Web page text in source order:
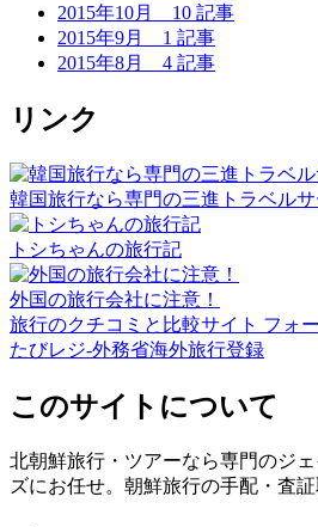
2015年10月 10 記事
2015年9月 1 記事
2015年8月 4 記事
リンク
韓国旅行なら専門の三進トラベルサ
トシちゃんの旅行記
外国の旅行会社に注意！
旅行のクチコミと比較サイト フォ
たびレジ-外務省海外旅行登録
このサイトについて
北朝鮮旅行・ツアーなら専門のジ
ズにお任せ。朝鮮旅行の手配・査証